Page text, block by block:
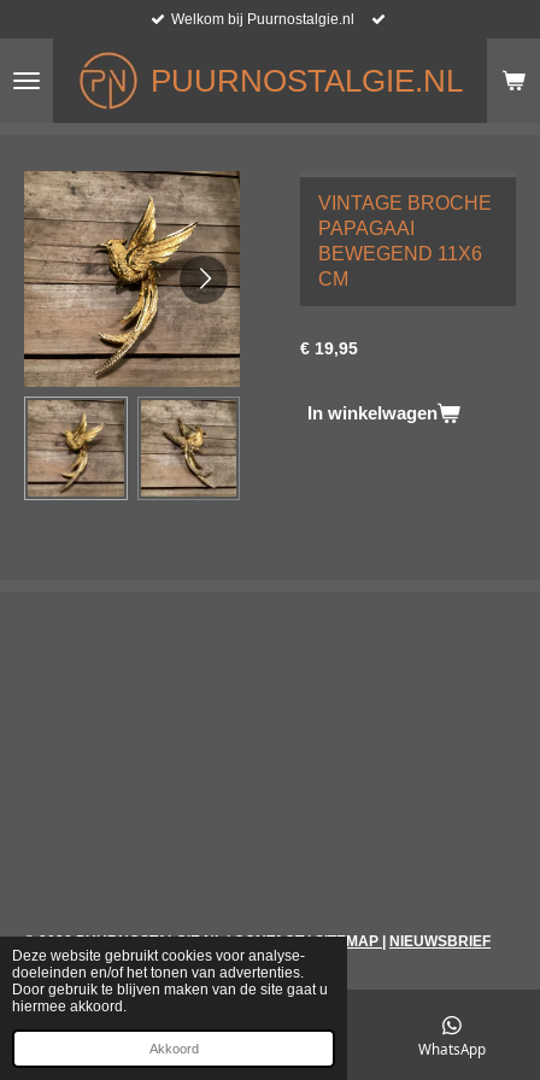
Deze website gebruikt cookies voor analyse-
doeleinden en/of het tonen van advertenties.
Door gebruik te blijven maken van de site gaat u
hiermee akkoord.
Akkoord
naar
hoofdinhoud
PUURNOSTALGIE.NL
Welkom bij Puurnostalgie.nl
VINTAGE BROCHE
PAPAGAAI
BEWEGEND 11X6
CM
€ 19,95
In winkelwagen
© 2026 PUURNOSTALGIE.NL|CONTACT|SITEMAP NIEUWSBRIEF
WhatsApp